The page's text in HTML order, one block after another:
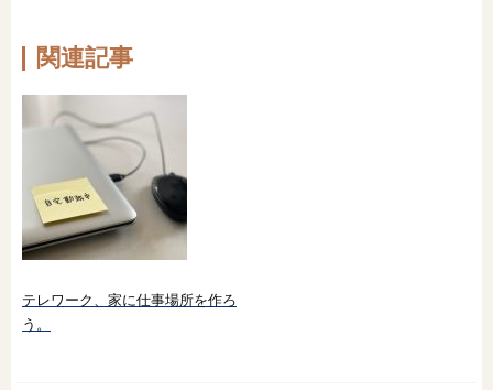
関連記事
テレワーク、家に仕事場所を作ろ
う。